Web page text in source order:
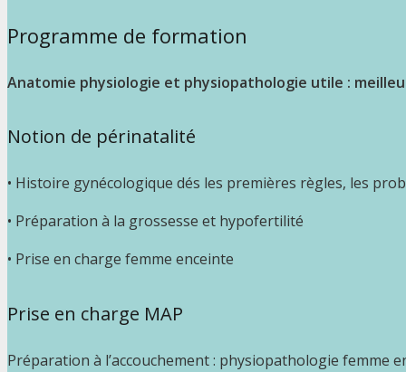
Programme de formation
Anatomie physiologie et physiopathologie utile :
Notion de périnatalité
• Histoire gynécologique dés les premières règles, les
• Préparation à la grossesse et hypofertilité
• Prise en charge femme enceinte
Prise en charge MAP
Préparation à l’accouchement : physiopathologie femme